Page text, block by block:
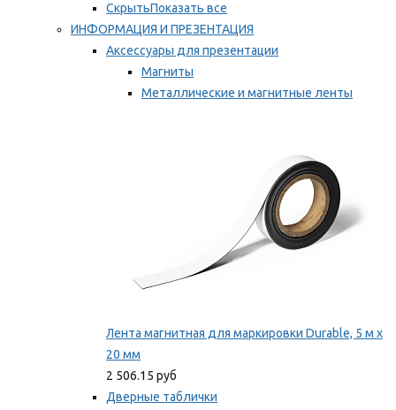
СкрытьПоказать все
ИНФОРМАЦИЯ И ПРЕЗЕНТАЦИЯ
Аксессуары для презентации
Магниты
Металлические и магнитные ленты
Лента магнитная для маркировки Durable, 5 м х
20 мм
2 506.15 руб
Дверные таблички